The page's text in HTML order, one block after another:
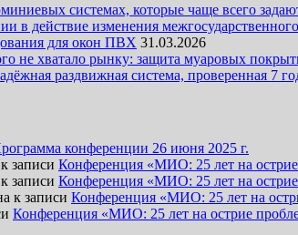
системах, которые чаще всего
в действие изменения
для окон ПВХ 31.03.2026
не хватало рынку: защита муаровых
раздвижная система, проверенная 7
конференции 26 июня 2025 г.
к записи Конференция «МИО: 25 лет на
к записи Конференция «МИО: 25 лет на
к записи Конференция «МИО: 25 лет на
Конференция «МИО: 25 лет на острие